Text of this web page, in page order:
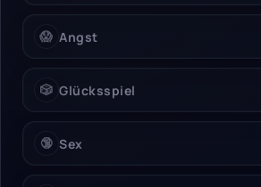
😱 Angst
🎲 Glücksspiel
🔞 Sex